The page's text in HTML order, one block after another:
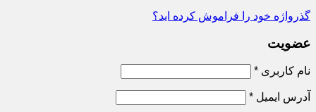
گذرواژه خود را فراموش کرده اید؟
عضویت
نام کاربری *الزامی
آدرس ایمیل *الزامی